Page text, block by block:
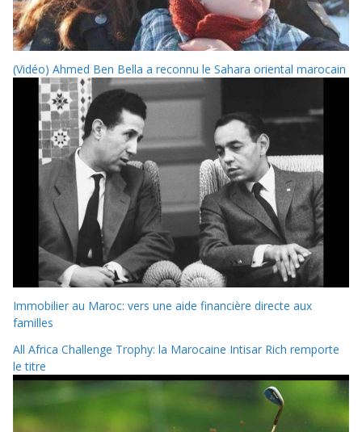
(Vidéo) Ahmed Ben Bella a reconnu le Sahara oriental marocain
Immobilier au Maroc: vers une aide financière directe aux
familles
All Africa Challenge Trophy: la Marocaine Intisar Rich remporte
le titre